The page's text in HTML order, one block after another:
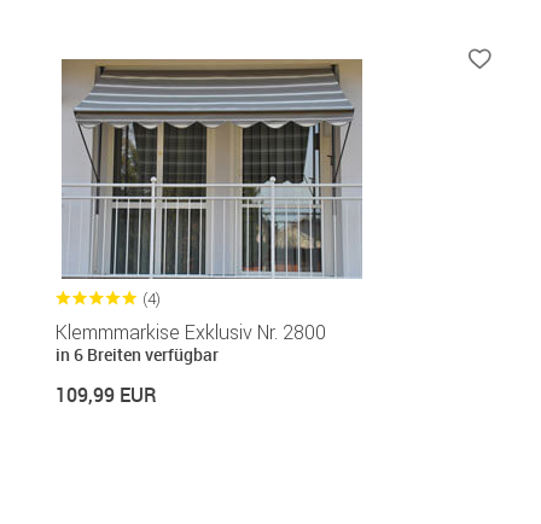
(4)
Klemmmarkise Exklusiv Nr. 2800
in 6 Breiten verfügbar
109,99 EUR